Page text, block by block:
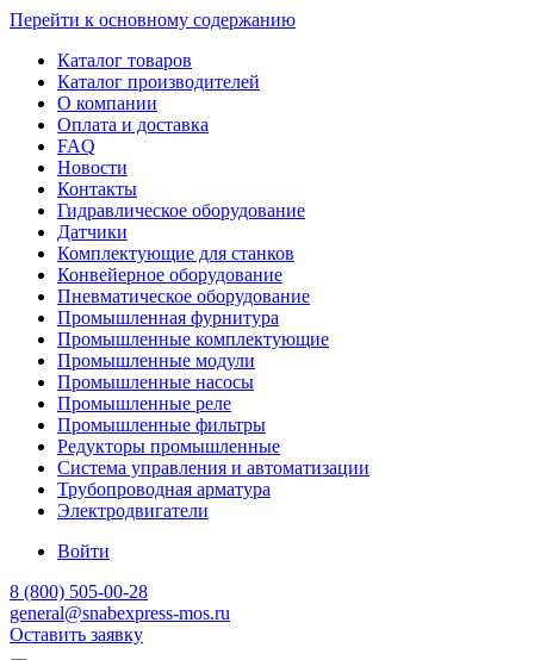
Перейти к основному содержанию
Каталог товаров
Каталог производителей
О компании
Оплата и доставка
FAQ
Новости
Контакты
Гидравлическое оборудование
Датчики
Комплектующие для станков
Конвейерное оборудование
Пневматическое оборудование
Промышленная фурнитура
Промышленные комплектующие
Промышленные модули
Промышленные насосы
Промышленные реле
Промышленные фильтры
Редукторы промышленные
Система управления и автоматизации
Трубопроводная арматура
Электродвигатели
Войти
8 (800) 505-00-28
general@snabexpress-mos.ru
Оставить заявку